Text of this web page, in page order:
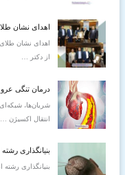
اهدای نشان
اهدای نشان طلای
از دکتر …
درمان تنگی
شریان‌ها،
انتقال اکسیژن
بنیانگذاری
بنیانگذاری